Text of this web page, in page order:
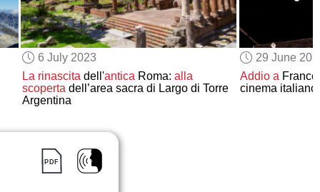
OTHER LANGUAGES
ABOUT US
ALEXA
ADJUST COLORS
6 July 2023
La rinascitadell'anticaRoma: alla
scopertadell’area sacra di Largo di Torre
Argentina
29 June
Addio a
cinema italiano